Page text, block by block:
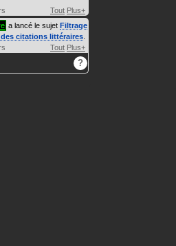
Tout Plus+
a lancé le sujet Filtrage
citations littéraires
Tout Plus+
?